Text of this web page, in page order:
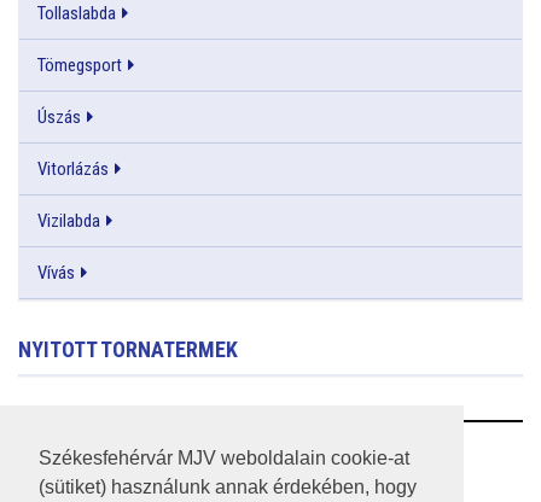
Székesfehérvár MJV weboldalain cookie-at
(sütiket) használunk annak érdekében, hogy
Tollaslabda
Tömegsport
Úszás
Vitorlázás
Vizilabda
Vívás
NYITOTT TORNATERMEK
RSS